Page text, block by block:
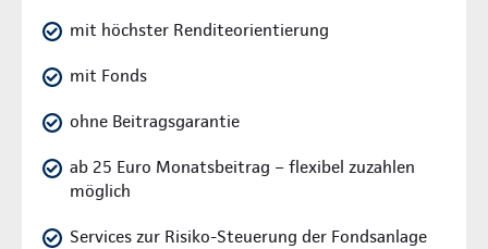
mit höchster Renditeorientierung
mit Fonds
ohne Beitragsgarantie
ab 25 Euro Monatsbeitrag – flexibel zuzahlen
möglich
Services zur Risiko-Steuerung der Fondsanlage